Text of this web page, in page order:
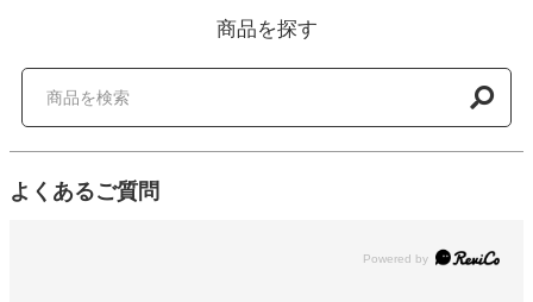
商品を探す
よくあるご質問
Powered by